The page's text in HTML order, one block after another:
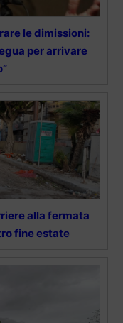
le dimissioni:
per arrivare
alla fermata
fine estate